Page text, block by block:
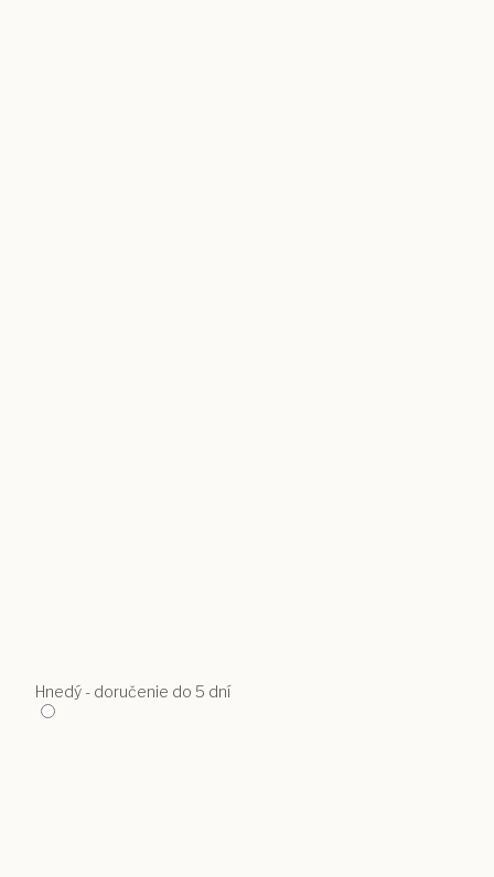
Hnedý - doručenie do 5 dní